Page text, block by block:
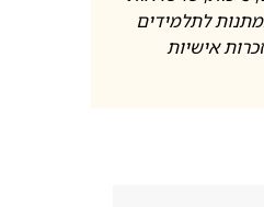
לתלמידים
אישיות